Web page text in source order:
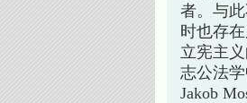
者。与
时也存
立宪主
志公法
Jakob